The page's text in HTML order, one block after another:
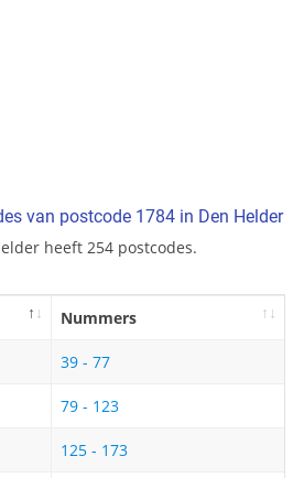
van postcode 1784 in Den Helder
heeft 254 postcodes.
Nummers
39 - 77
79 - 123
125 - 173